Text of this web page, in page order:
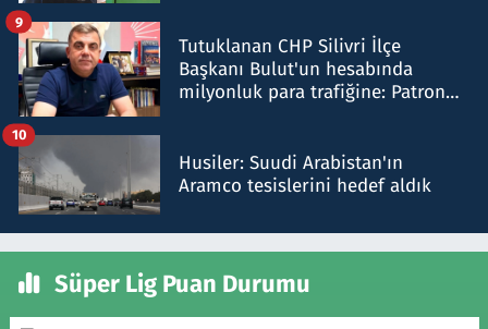
Tutuklanan CHP Silivri İlçe
Başkanı Bulut'un hesabında
milyonluk para trafiğine: Patron
9
Husiler: Suudi Arabistan'ın
Aramco tesislerini hedef aldık
10
Süper Lig Puan Durumu